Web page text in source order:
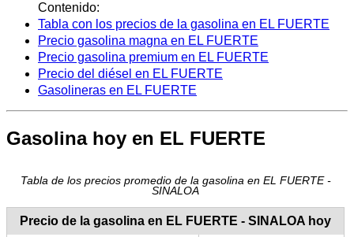
Contenido:
Tabla con los precios de la gasolina en EL FUERTE
Precio gasolina magna en EL FUERTE
Precio gasolina premium en EL FUERTE
Precio del diésel en EL FUERTE
Gasolineras en EL FUERTE
Gasolina hoy en EL FUERTE
Tabla de los precios promedio de la gasolina en EL FUERTE -
SINALOA
Precio de la gasolina en EL FUERTE - SINALOA hoy